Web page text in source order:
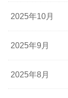
2025年10月
2025年9月
2025年8月